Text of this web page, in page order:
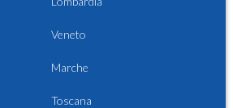
Veneto
Marche
Toscana